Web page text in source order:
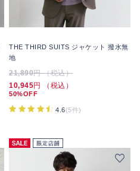
THE THIRD SUITS ジャケット 撥水無
地
21,890円 （税込）
10,945円 （税込）
50%OFF
4.6(5件)